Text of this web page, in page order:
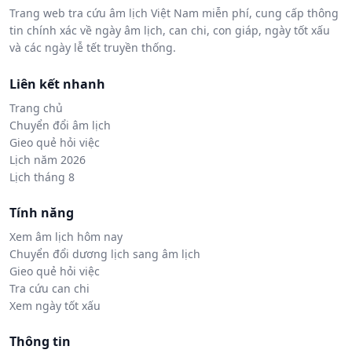
Trang web tra cứu âm lịch Việt Nam miễn phí, cung cấp thông
tin chính xác về ngày âm lịch, can chi, con giáp, ngày tốt xấu
và các ngày lễ tết truyền thống.
Liên kết nhanh
Trang chủ
Chuyển đổi âm lịch
Gieo quẻ hỏi việc
Lịch năm 2026
Lịch tháng 8
Tính năng
Xem âm lịch hôm nay
Chuyển đổi dương lịch sang âm lịch
Gieo quẻ hỏi việc
Tra cứu can chi
Xem ngày tốt xấu
Thông tin